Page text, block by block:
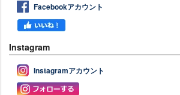
Facebookアカウント
Instagram
Instagramアカウント